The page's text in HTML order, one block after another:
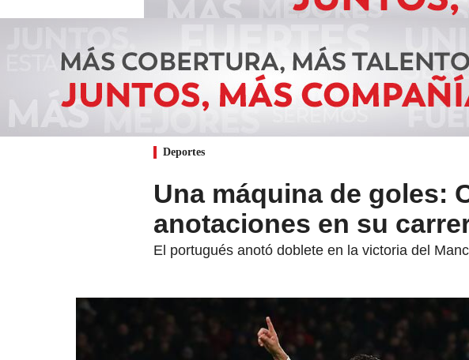
Deportes
Una máquina de goles:
anotaciones en su
El portugués anotó doblete en la victoria del